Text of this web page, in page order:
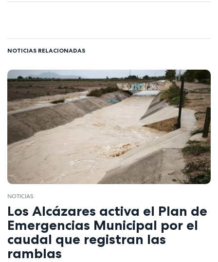
NOTICIAS RELACIONADAS
NOTICIAS
Los Alcázares activa el Plan de
Emergencias Municipal por el
caudal que registran las
ramblas